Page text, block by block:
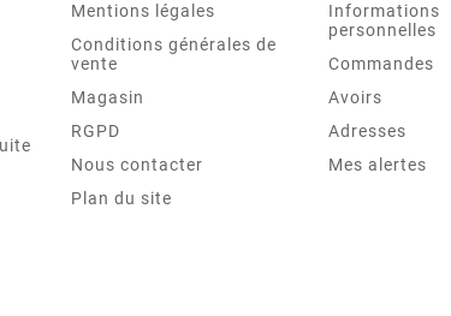
Mentions légales
Conditions générales de
vente
Magasin
RGPD
Nous contacter
Plan du site
Informations
personnelles
Commandes
Avoirs
Adresses
Mes alertes